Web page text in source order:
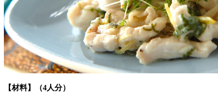
【材料】（4人分）